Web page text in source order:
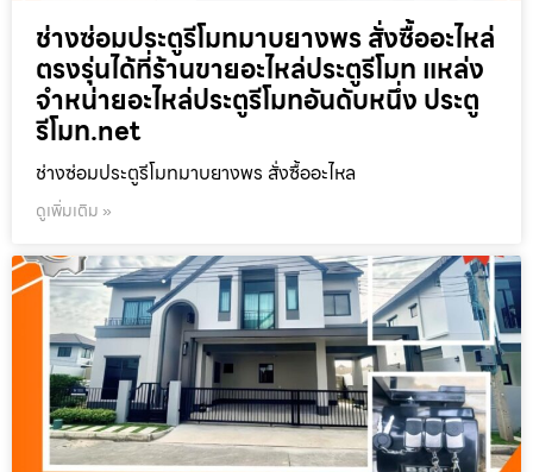
ช่างซ่อมประตูรีโมทมาบยางพร สั่งซื้ออะไหล่
ตรงรุ่นได้ที่ร้านขายอะไหล่ประตูรีโมท แหล่ง
จำหน่ายอะไหล่ประตูรีโมทอันดับหนึ่ง ประตู
รีโมท.net
ช่างซ่อมประตูรีโมทมาบยางพร สั่งซื้ออะไหล
ดูเพิ่มเติม »